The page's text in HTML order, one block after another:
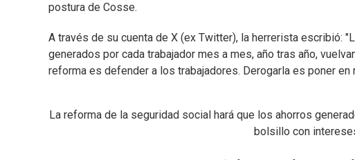
postura de Cosse.
A través de su cuenta de X (ex Twitter), la herrerista escribió:
generados por cada trabajador mes a mes, año tras año,
reforma es defender a los trabajadores. Derogarla es poner
La reforma de la seguridad social hará que los ahorros
bolsillo con